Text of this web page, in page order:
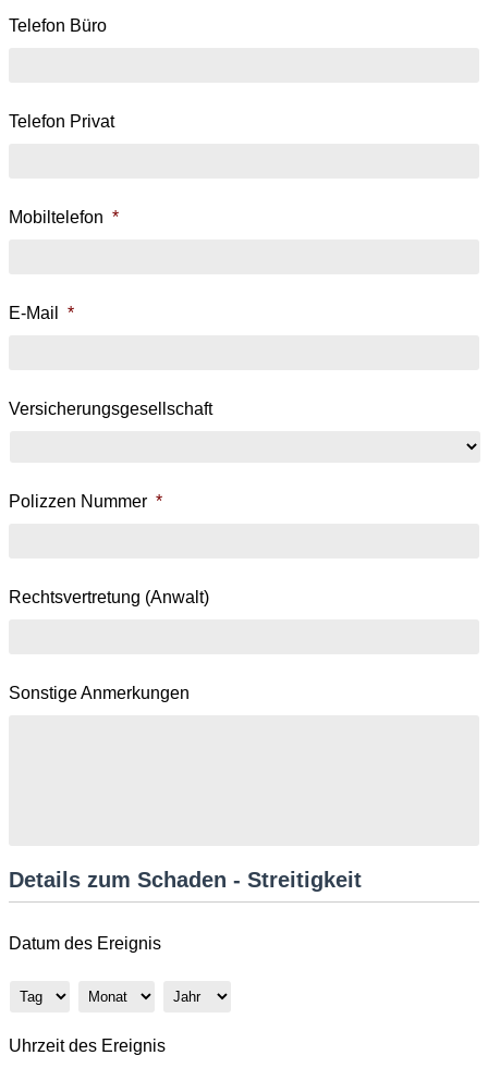
Telefon Büro
Telefon Privat
Mobiltelefon *
E-Mail *
Versicherungsgesellschaft
Polizzen Nummer *
Rechtsvertretung (Anwalt)
Sonstige Anmerkungen
Details zum Schaden - Streitigkeit
Datum des Ereignis
Tag Monat Jahr
Uhrzeit des Ereignis